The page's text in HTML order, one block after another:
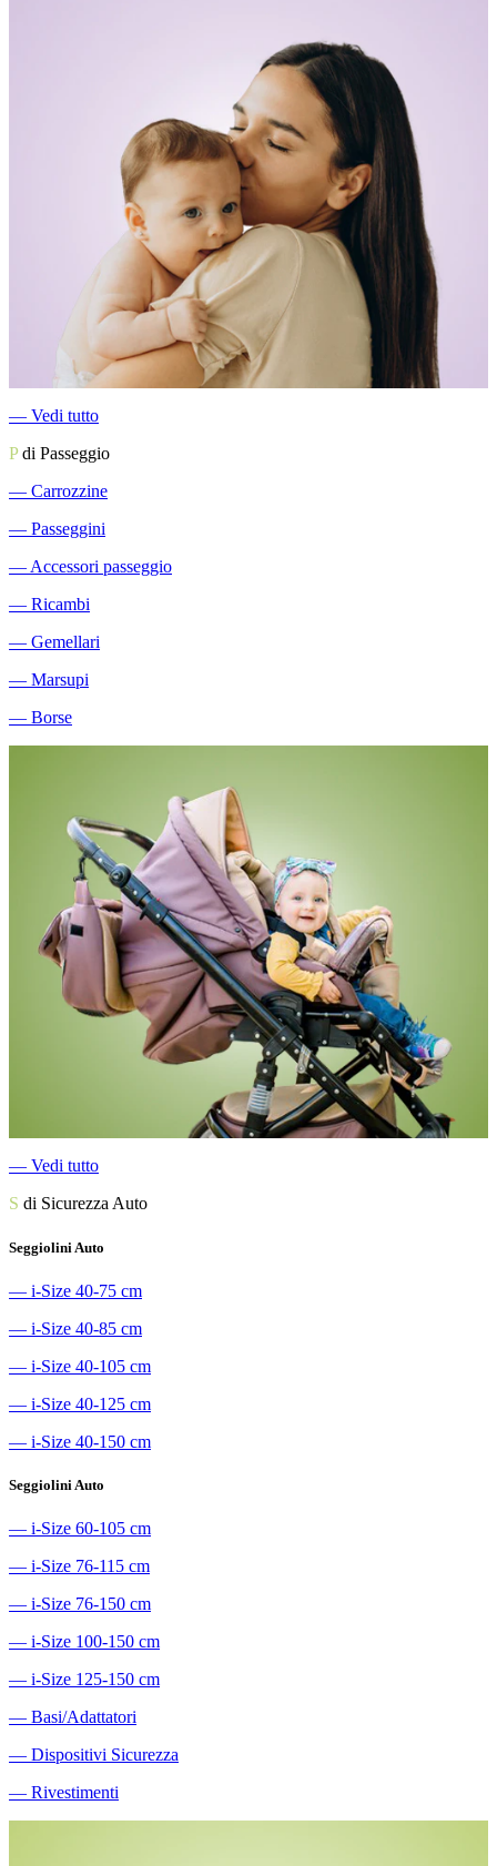
― Vedi tutto
Pdi Passeggio
― Carrozzine
― Passeggini
― Accessori passeggio
― Ricambi
― Gemellari
― Marsupi
― Borse
― Vedi tutto
S di Sicurezza Auto
Seggiolini Auto
― i-Size 40-75 cm
― i-Size 40-85 cm
― i-Size 40-105 cm
― i-Size 40-125 cm
― i-Size 40-150 cm
Seggiolini Auto
― i-Size 60-105 cm
― i-Size 76-115 cm
― i-Size 76-150 cm
― i-Size 100-150 cm
― i-Size 125-150 cm
― Basi/Adattatori
― Dispositivi Sicurezza
― Rivestimenti